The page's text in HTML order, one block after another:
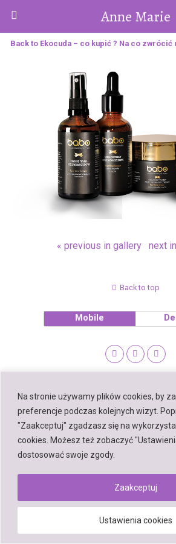
Na stronie używamy plików cookies, by
preferencje podczas kolejnych wizyt.
"Zaakceptuj" zgadzasz się na
cookies. Możesz też zobaczyć
dostosować swoje zgody.
Ustawienia cookies
Zaakceptuj
Anne Marie
Back to Ekocuda – co kupić ? Na co zwrócić
« previous in gallery next
Back to top
Mobile
WPtouch Mobile Suite for